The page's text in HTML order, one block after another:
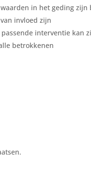
in het geding
invloed zijn
interventie kan
betrokkenen